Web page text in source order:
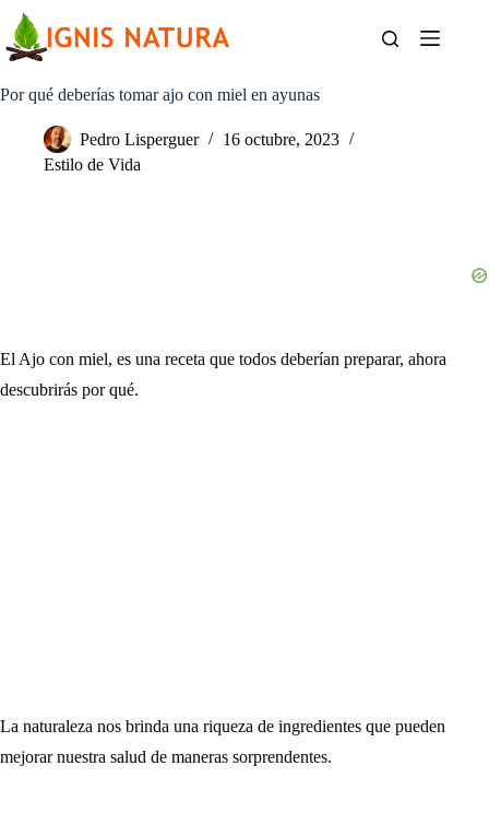
contenido
Por qué deberías tomar ajo con miel en ayunas
Pedro Lisperguer
16 octubre, 2023
Estilo de Vida
El Ajo con miel, es una receta que todos deberían preparar, ahora
descubrirás por qué.
La naturaleza nos brinda una riqueza de ingredientes que pueden
mejorar nuestra salud de maneras sorprendentes.